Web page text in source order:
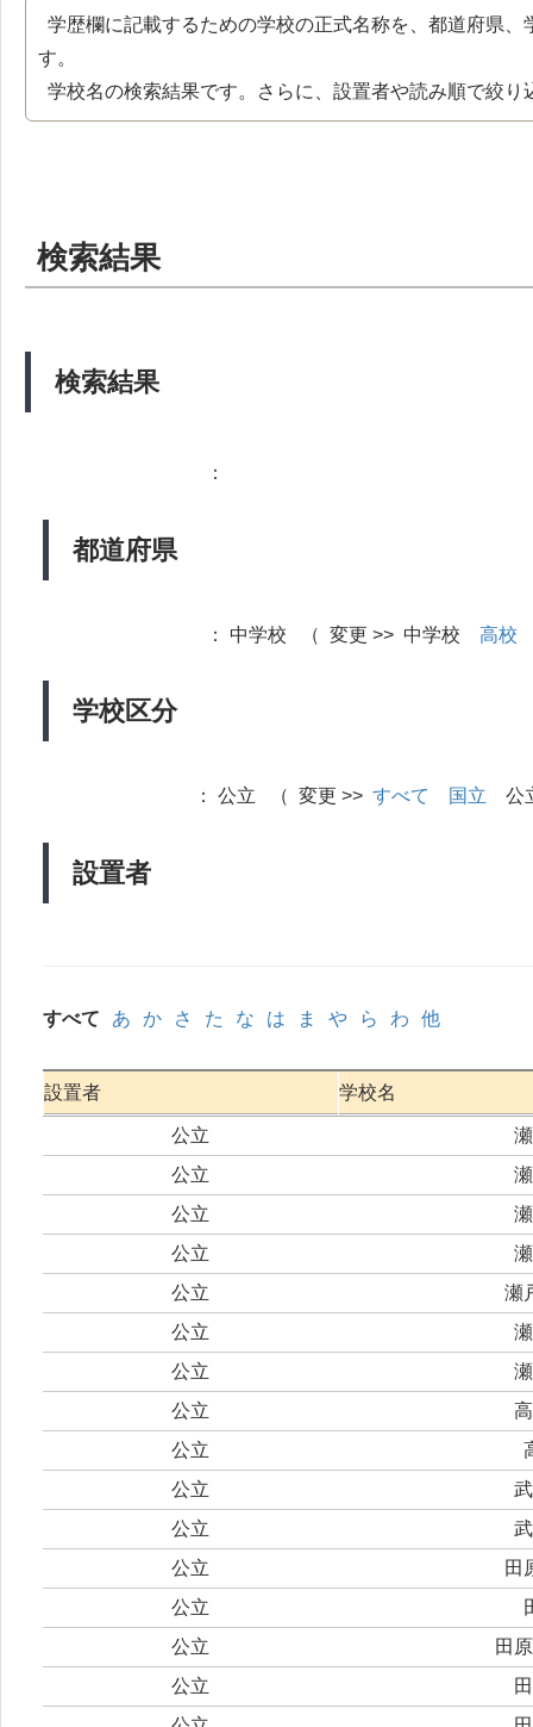
学歴欄に記載するための学校の正式名称を、都道府県
す。
学校名の検索結果です。さらに、設置者や読み順で絞り
検索結果
検索結果
都道府県
：
学校区分
： 中学校 （ 変更 >> 中学校 高校
設置者
： 公立 （ 変更 >> すべて 国立
すべて あ か さ た な は ま や ら わ 他
設置者 学校名
公立
公立
公立
公立
公立
瀬
公立
公立
公立
公立
公立
公立
公立
田
公立
公立
田
公立